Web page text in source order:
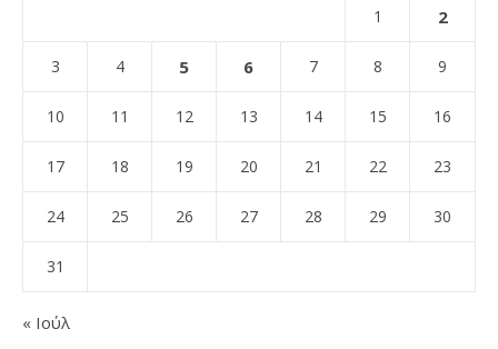
1 2
3 4 5 6 7 8 9
10 11 12 13 14 15 16
17 18 19 20 21 22 23
24 25 26 27 28 29 30
31
« Ιούλ